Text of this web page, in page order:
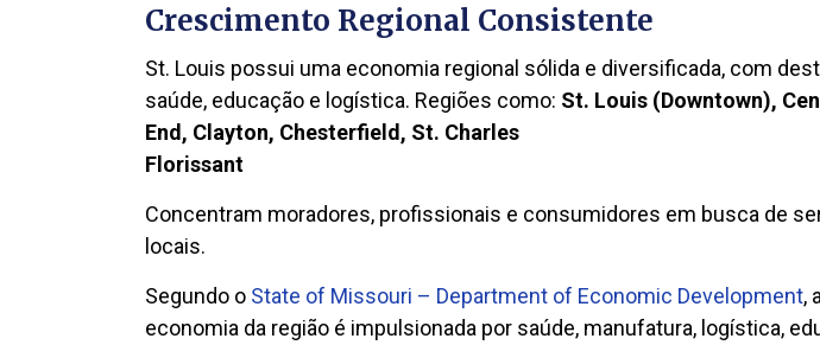
Crescimento Regional Consistente
St. Louis possui uma economia regional sólida e diversificada, com
saúde, educação e logística. Regiões como: St. Louis (Downtown),
End, Clayton, Chesterfield, St. Charles
Florissant
Concentram moradores, profissionais e consumidores em busca de
locais.
Segundo o State of Missouri – Department of Economic Development, a
economia da região é impulsionada por saúde, manufatura, logística,